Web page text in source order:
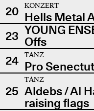
20
KONZERT
Hells Metal
23 YOUNG
Offs
24
TANZ
Pro
25
TANZ
Aldebs / Al
raising flags